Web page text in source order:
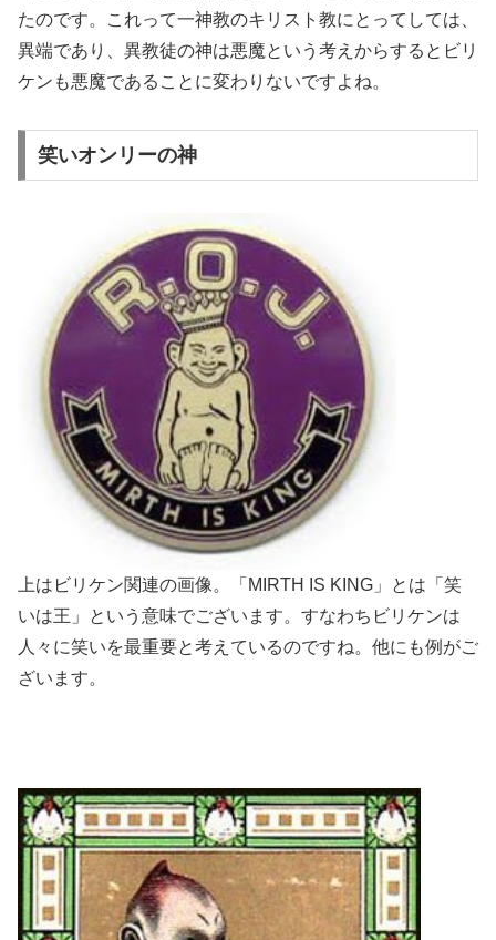
たのです。これって一神教のキリスト教にとってしては、
異端であり、異教徒の神は悪魔という考えからするとビリ
ケンも悪魔であることに変わりないですよね。
笑いオンリーの神
上はビリケン関連の画像。「MIRTH IS KING」とは「笑
いは王」という意味でございます。すなわちビリケンは
人々に笑いを最重要と考えているのですね。他にも例がご
ざいます。